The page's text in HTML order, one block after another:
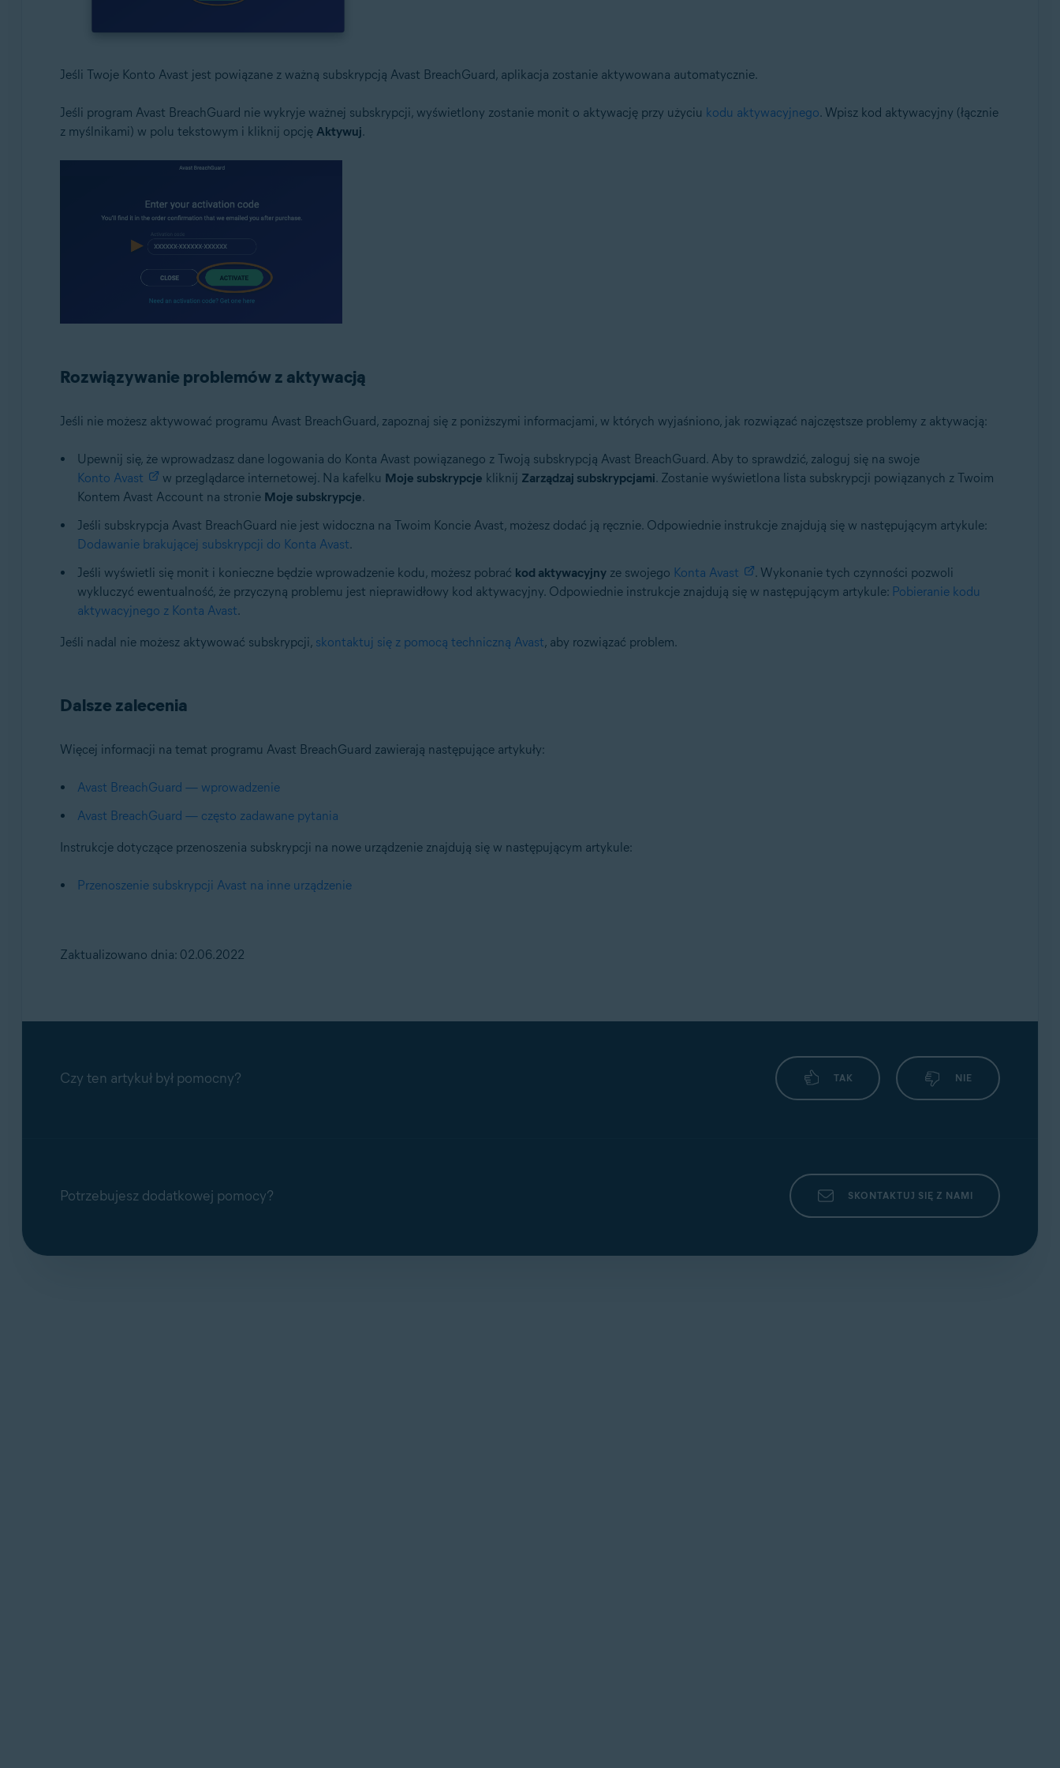
Jeśli Twoje Konto Avast jest powiązane z ważną subskrypcją Avast BreachGuard, aplikacja zostanie aktywowana automatycznie.
Jeśli program Avast BreachGuard nie wykryje ważnej subskrypcji, wyświetlony zostanie monit o aktywację przy użyciu kodu aktywacyjnego. Wpisz kod aktywacyjny (łącznie
z myślnikami) w polu tekstowym i kliknij opcję Aktywuj.
Rozwiązywanie problemów z aktywacją
Jeśli nie możesz aktywować programu Avast BreachGuard, zapoznaj się z poniższymi informacjami, w których wyjaśniono, jak rozwiązać najczęstsze problemy z aktywacją:
Upewnij się, że wprowadzasz dane logowania do Konta Avast powiązanego z Twoją subskrypcją Avast BreachGuard. Aby to sprawdzić, zaloguj się na swoje
Konto Avast
w przeglądarce internetowej. Na kafelku Moje subskrypcje kliknij Zarządzaj subskrypcjami. Zostanie wyświetlona lista subskrypcji powiązanych z Twoim
Kontem Avast Account na stronie Moje subskrypcje.
Jeśli subskrypcja Avast BreachGuard nie jest widoczna na Twoim Koncie Avast, możesz dodać ją ręcznie. Odpowiednie instrukcje znajdują się w następującym artykule:
Dodawanie brakującej subskrypcji do Konta Avast.
Jeśli wyświetli się monit i konieczne będzie wprowadzenie kodu, możesz pobrać kod aktywacyjnyze swojego Konta Avast
. Wykonanie tych czynności pozwoli
wykluczyć ewentualność, że przyczyną problemu jest nieprawidłowy kod aktywacyjny. Odpowiednie instrukcje znajdują się w następującym artykule: Pobieranie kodu
aktywacyjnego z Konta Avast.
Jeśli nadal nie możesz aktywować subskrypcji, skontaktuj się z pomocą techniczną Avast, aby rozwiązać problem.
Dalsze zalecenia
Więcej informacji na temat programu Avast BreachGuard zawierają następujące artykuły:
Avast BreachGuard — wprowadzenie
Avast BreachGuard — często zadawane pytania
Instrukcje dotyczące przenoszenia subskrypcji na nowe urządzenie znajdują się w następującym artykule:
Przenoszenie subskrypcji Avast na inne urządzenie
Zaktualizowano dnia: 02.06.2022
Czy ten artykuł był pomocny? TAK NIE
Potrzebujesz dodatkowej pomocy? SKONTAKTUJ SIĘ Z NAMI